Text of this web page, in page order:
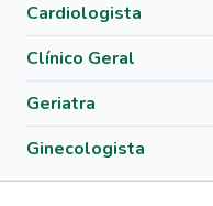
Cardiologista
Clínico Geral
Geriatra
Ginecologista